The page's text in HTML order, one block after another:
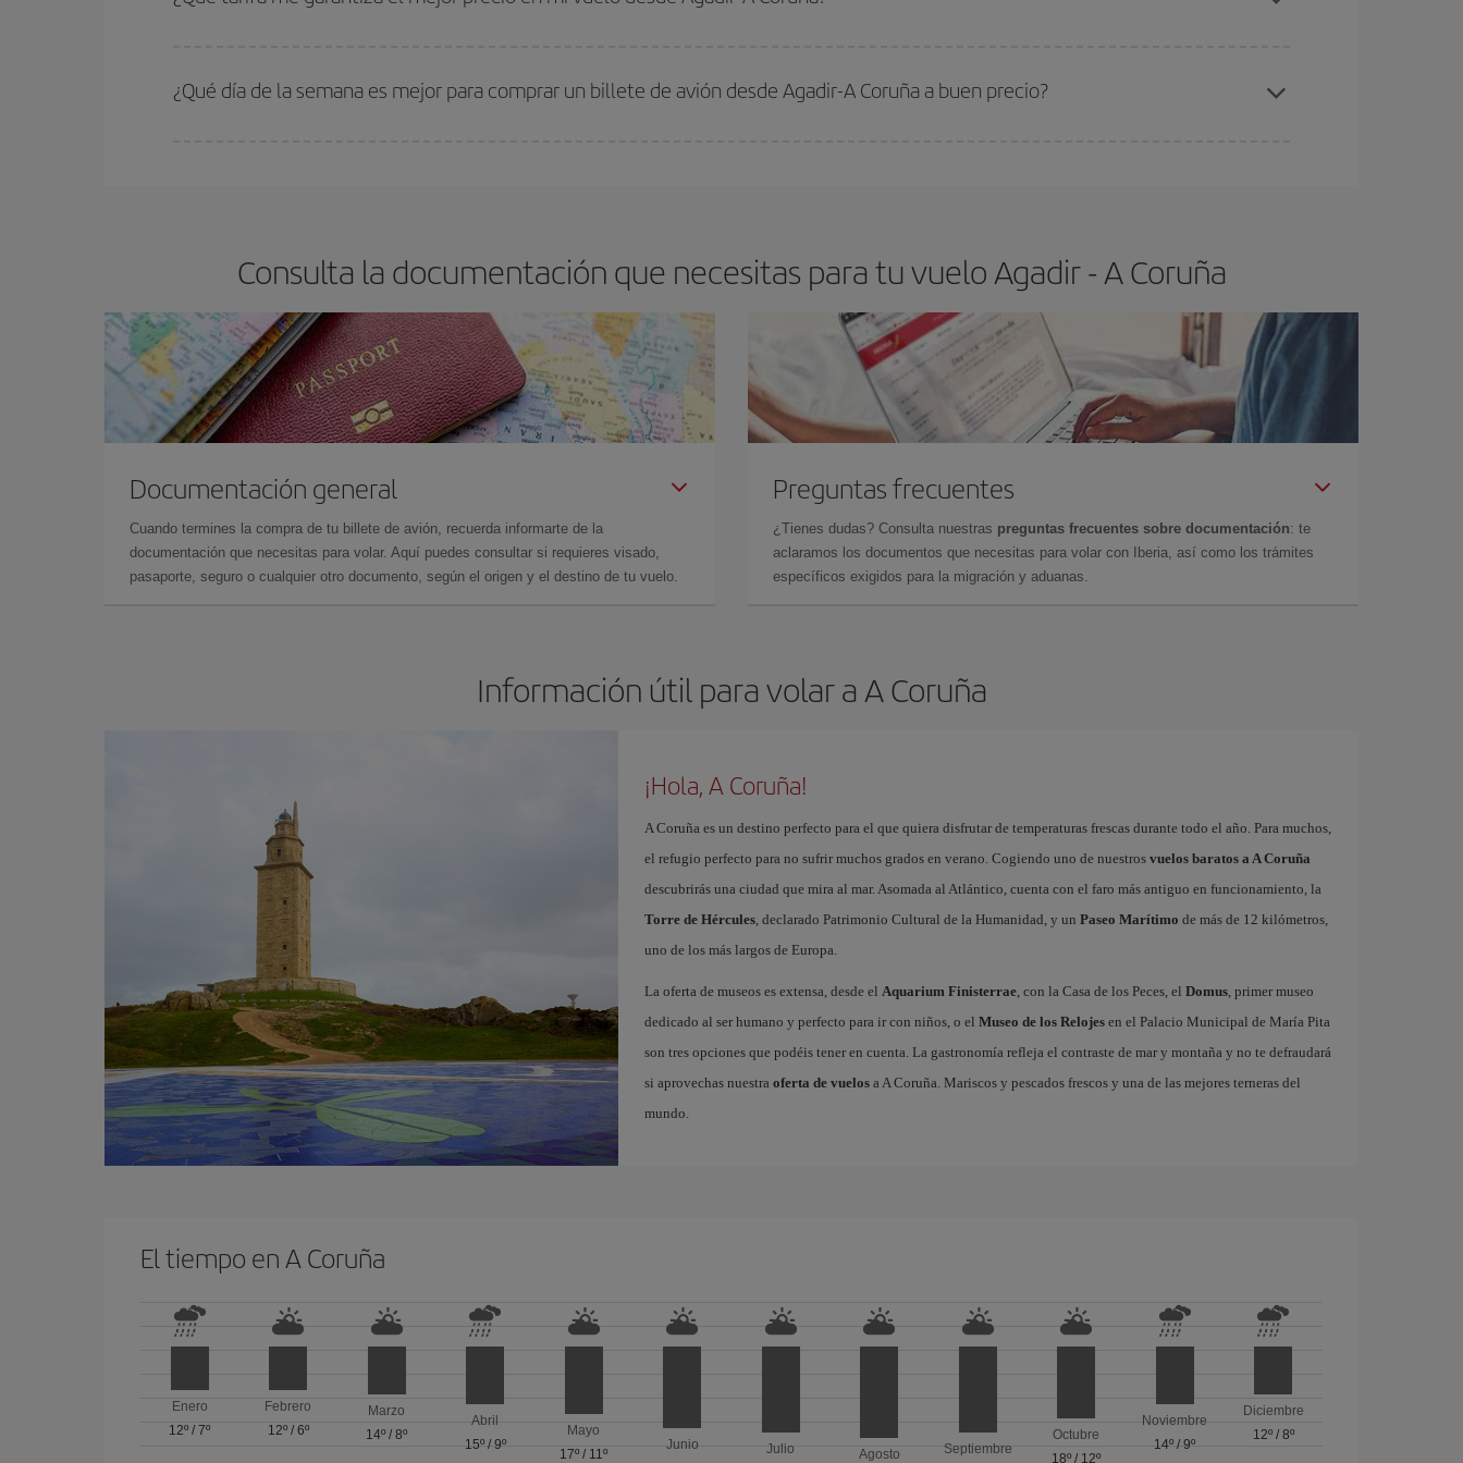
¿Qué día de la semana es mejor para comprar un billete de avión desde Agadir-A Coruña a buen precio?
Consulta la documentación que necesitas para tu vuelo Agadir - A Coruña
Documentación general
Cuando termines la compra de tu billete de avión, recuerda informarte de la
documentación que necesitas para volar. Aquí puedes consultar si requieres visado,
pasaporte, seguro o cualquier otro documento, según el origen y el destino de tu vuelo.
Preguntas frecuentes
¿Tienes dudas? Consulta nuestras preguntas frecuentes sobre documentación: te
aclaramos los documentos que necesitas para volar con Iberia, así como los trámites
específicos exigidos para la migración y aduanas.
Información útil para volar a A Coruña
¡Hola, A Coruña!
A Coruña es un destino perfecto para el que quiera disfrutar de temperaturas frescas durante todo el año. Para muchos,
el refugio perfecto para no sufrir muchos grados en verano. Cogiendo uno de nuestros vuelos baratos a A Coruña
descubrirás una ciudad que mira al mar. Asomada al Atlántico, cuenta con el faro más antiguo en funcionamiento, la
Torre de Hércules, declarado Patrimonio Cultural de la Humanidad, y un Paseo Marítimo de más de 12 kilómetros,
uno de los más largos de Europa.
La oferta de museos es extensa, desde el Aquarium Finisterrae, con la Casa de los Peces, el Domus, primer museo
dedicado al ser humano y perfecto para ir con niños, o el Museo de los Relojesen el Palacio Municipal de María Pita
son tres opciones que podéis tener en cuenta. La gastronomía refleja el contraste de mar y montaña y no te defraudará
si aprovechas nuestra oferta de vuelosa A Coruña. Mariscos y pescados frescos y una de las mejores terneras del
mundo.
El tiempo en A Coruña
Enero
12º /7º
Febrero
12º/ 6º
Marzo
14º /8º
Abril
15º/ 9º
Mayo
17º / 11º
Junio
Julio Agosto Septiembre
Octubre
18º / 12º
Noviembre
14º /9º
Diciembre
12º/ 8º